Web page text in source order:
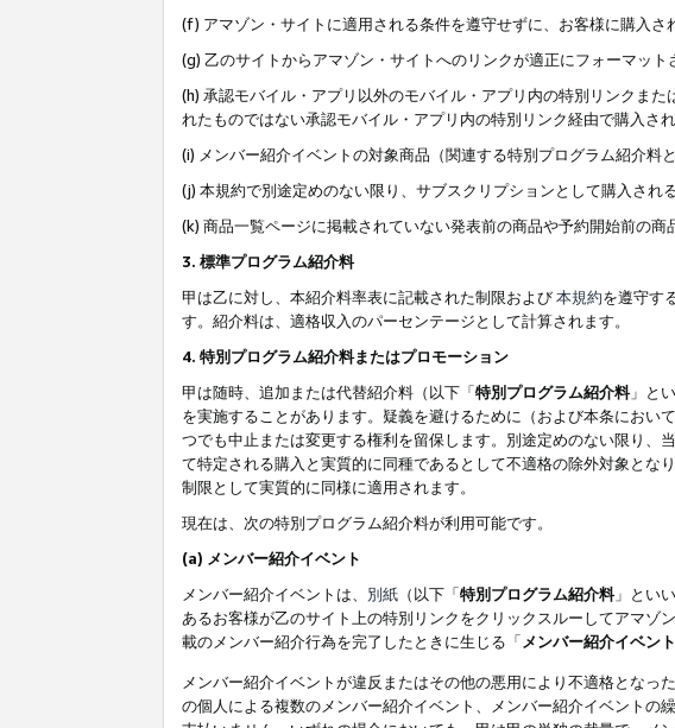
(f) アマゾン・サイトに適用される条件を遵守せずに、お客様に購入さ
(g) 乙のサイトからアマゾン・サイトへのリンクが適正にフォーマッ
(h) 承認モバイル・アプリ以外のモバイル・アプリ内の特別リンクま
れたものではない承認モバイル・アプリ内の特別リンク経由で購入され
(i) メンバー紹介イベントの対象商品（関連する特別プログラム紹介料
(j) 本規約で別途定めのない限り、サブスクリプションとして購入され
(k) 商品一覧ページに掲載されていない発表前の商品や予約開始前の商
3. 標準プログラム紹介料
甲は乙に対し、本紹介料率表に記載された制限および本規約を遵守す
す。紹介料は、適格収入のパーセンテージとして計算されます。
4. 特別プログラム紹介料またはプロモーション
甲は随時、追加または代替紹介料（以下「特別プログラム紹介料」と
を実施することがあります。疑義を避けるために（および本条にお
つでも中止または変更する権利を留保します。別途定めのない限り
て特定される購入と実質的に同種であるとして不適格の除外対象と
制限として実質的に同様に適用されます。
現在は、次の特別プログラム紹介料が利用可能です。
(a) メンバー紹介イベント
メンバー紹介イベントは、 別紙 （以下「特別プログラム紹介料」とい
あるお客様が乙のサイト上の特別リンクをクリックスルーしてアマ
載のメンバー紹介行為を完了したときに生じる「 メンバー紹介イベント
メンバー紹介イベントが違反またはその他の悪用により不適格とな
の個人による複数のメンバー紹介イベント、メンバー紹介イベントの